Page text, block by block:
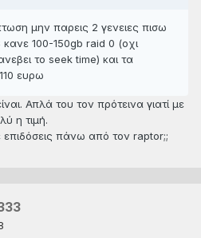
μην παρεις 2 γενειες πισω
100-150gb raid 0 (οχι
το seek time) και τα
ευρω
Απλά του τον πρότεινα γιατί με
η τιμή.
πάνω από τον raptor;;